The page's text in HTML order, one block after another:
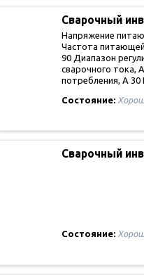
Сварочный
постоянного…
Напряжение
Частота
90 Диапазон
сварочного тока,
потребления, А
Состояние:
Сварочный
Состояние: